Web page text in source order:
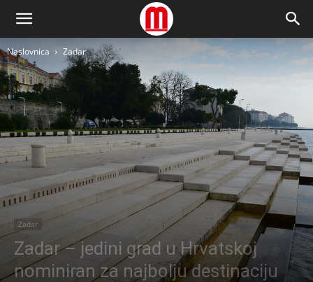
Naslovnica Zadar
Zadar
Zadar – jedini grad u Hrvatskoj
nominiran za najbolju destinaciju